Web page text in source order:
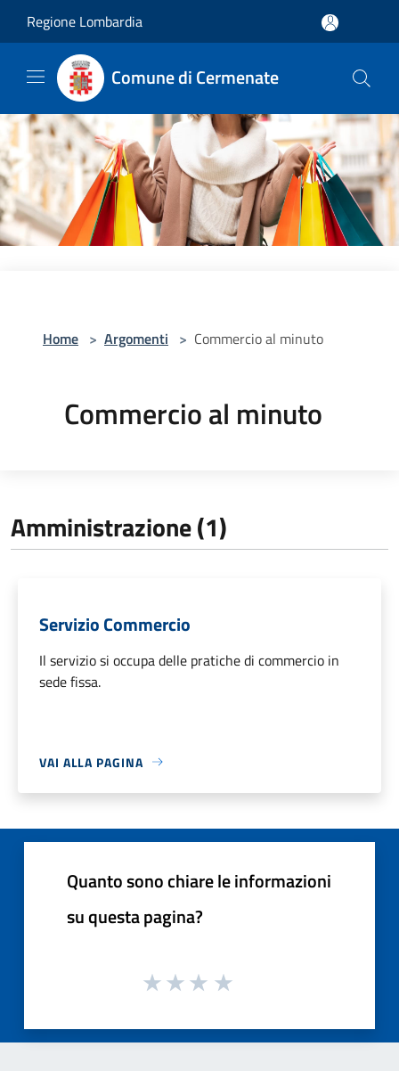
Regione Lombardia
Comune di Cermenate
Home > Argomenti > Commercio al minuto
Commercio al minuto
Amministrazione (1)
Servizio Commercio
Il servizio si occupa delle pratiche di commercio in
sede fissa.
VAI ALLA PAGINA
Quanto sono chiare le informazioni
su questa pagina?